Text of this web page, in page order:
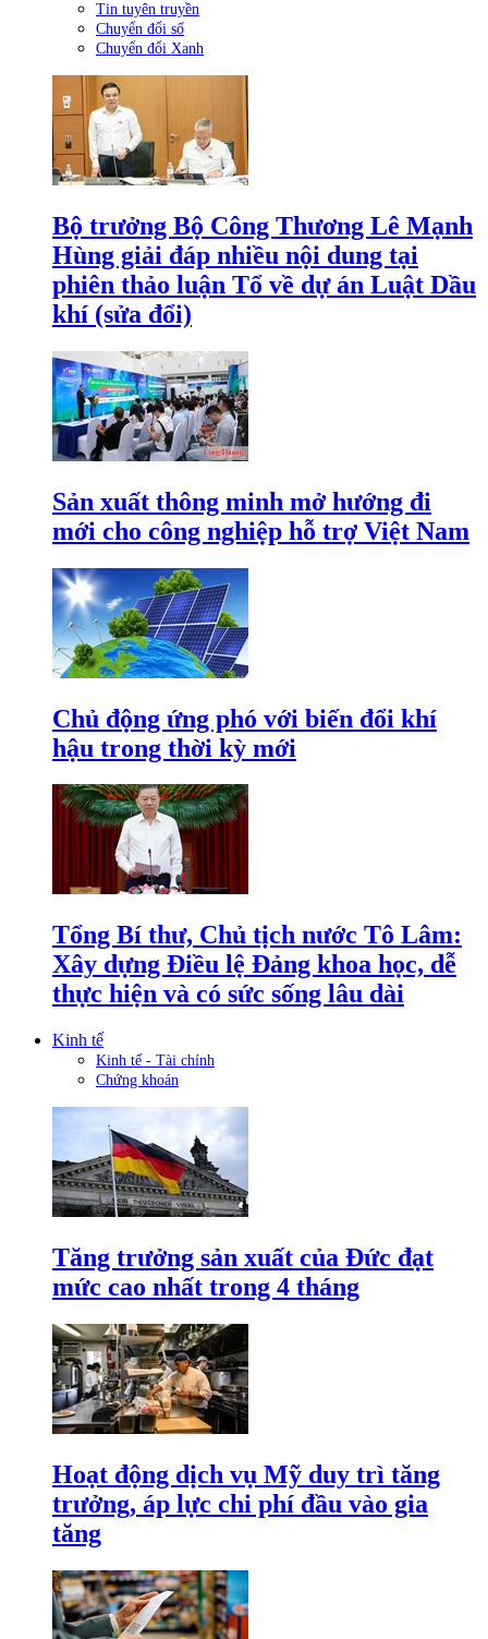
Tin tuyên truyền
Chuyển đổi số
Chuyển đổi Xanh
Bộ trưởng Bộ Công Thương Lê Mạnh
Hùng giải đáp nhiều nội dung tại
phiên thảo luận Tổ về dự án Luật Dầu
khí (sửa đổi)
Sản xuất thông minh mở hướng đi
mới cho công nghiệp hỗ trợ Việt Nam
Chủ động ứng phó với biến đổi khí
hậu trong thời kỳ mới
Tổng Bí thư, Chủ tịch nước Tô Lâm:
Xây dựng Điều lệ Đảng khoa học, dễ
thực hiện và có sức sống lâu dài
Kinh tế
Kinh tế - Tài chính
Chứng khoán
Tăng trưởng sản xuất của Đức đạt
mức cao nhất trong 4 tháng
Hoạt động dịch vụ Mỹ duy trì tăng
trưởng, áp lực chi phí đầu vào gia
tăng